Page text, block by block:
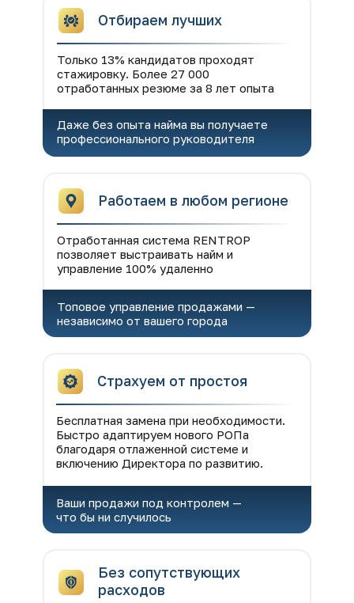
Работаем в любом регионе
Отработанная система RENTROP
позволяет выстраивать найм и
управление 100% удаленно
Топовое управление продажами —
независимо от вашего города
Без сопутствующих
расходов
Страхуем от простоя
Бесплатная замена при необходимости.
Быстро адаптируем нового РОПа
благодаря отлаженной системе и
включению Директора по развитию.
Ваши продажи под контролем —
что бы ни случилось
Отбираем лучших
Только 13% кандидатов проходят
стажировку. Более 27 000
отработанных резюме за 8 лет опыта
Даже без опыта найма вы получаете
профессионального руководителя